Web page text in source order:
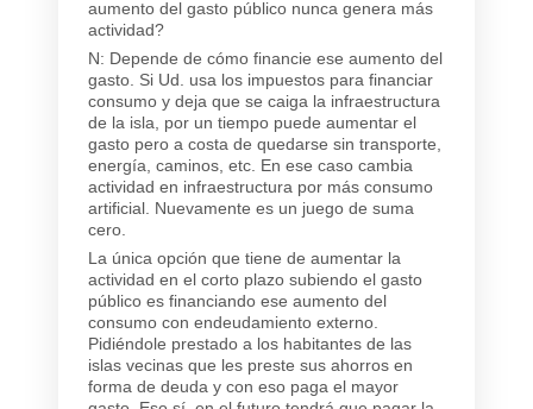
aumento del gasto público nunca genera más
actividad?
N: Depende de cómo financie ese aumento del
gasto. Si Ud. usa los impuestos para financiar
consumo y deja que se caiga la infraestructura
de la isla, por un tiempo puede aumentar el
gasto pero a costa de quedarse sin transporte,
energía, caminos, etc. En ese caso cambia
actividad en infraestructura por más consumo
artificial. Nuevamente es un juego de suma
cero.
La única opción que tiene de aumentar la
actividad en el corto plazo subiendo el gasto
público es financiando ese aumento del
consumo con endeudamiento externo.
Pidiéndole prestado a los habitantes de las
islas vecinas que les preste sus ahorros en
forma de deuda y con eso paga el mayor